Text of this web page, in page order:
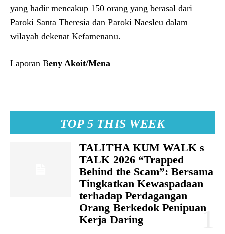
TOP 5 THIS WEEK
TALITHA KUM WALK s
TALK 2026 “Trapped
Behind the Scam”: Bersama
Tingkatkan Kewaspadaan
terhadap Perdagangan
Orang Berkedok Penipuan
Kerja Daring
yang hadir mencakup 150 orang yang berasal dari
Paroki Santa Theresia dan Paroki Naesleu dalam
wilayah dekenat Kefamenanu.
Laporan Beny Akoit/Mena